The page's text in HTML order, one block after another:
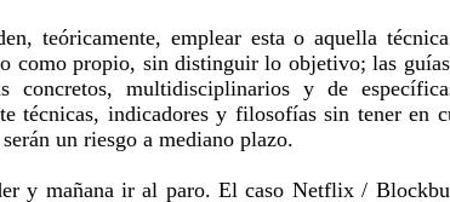
teóricamente, emplear esta o aquella
como propio, sin distinguir lo objetivo; las
concretos, multidisciplinarios y de
técnicas, indicadores y filosofías sin tener en
un riesgo a mediano plazo.
y mañana ir al paro. El caso Netflix /